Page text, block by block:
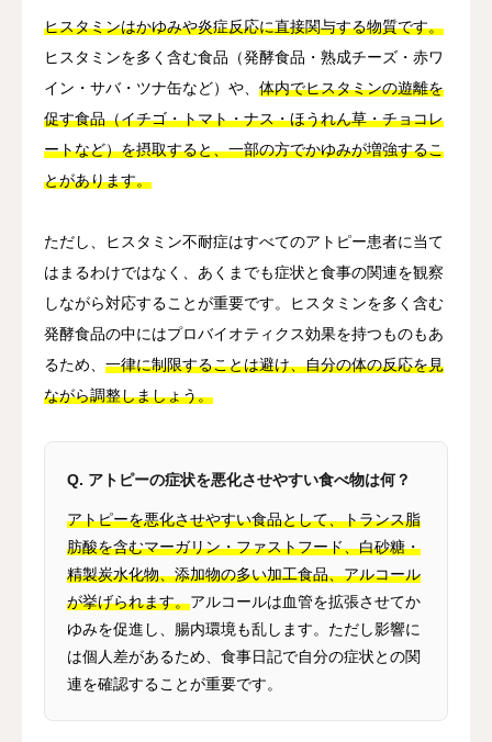
ヒスタミンはかゆみや炎症反応に直接関与する物質です。
ヒスタミンを多く含む食品（発酵食品・熟成チーズ・赤ワ
イン・サバ・ツナ缶など）や、 体内でヒスタミンの遊離を
促す食品（イチゴ・トマト・ナス・ほうれん草・チョコレ
ートなど）を摂取すると、一部の方でかゆみが増強するこ
とがあります。
ただし、ヒスタミン不耐症はすべてのアトピー患者に当て
はまるわけではなく、あくまでも症状と食事の関連を観察
しながら対応することが重要です。ヒスタミンを多く含む
発酵食品の中にはプロバイオティクス効果を持つものもあ
るため、 一律に制限することは避け、自分の体の反応を見
ながら調整しましょう。
Q. アトピーの症状を悪化させやすい食べ物は何？
アトピーを悪化させやすい食品として、トランス脂
肪酸を含むマーガリン・ファストフード、白砂糖・
精製炭水化物、添加物の多い加工食品、アルコール
が挙げられます。アルコールは血管を拡張させてか
ゆみを促進し、腸内環境も乱します。ただし影響に
は個人差があるため、食事日記で自分の症状との関
連を確認することが重要です。